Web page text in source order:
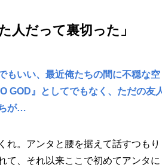
人だって裏切った」
もいい、最近俺たちの間に不穏な空
GOD』としてでもなく、ただの友人
が…
れ。アンタと腰を据えて話すつもり
て、それ以来ここで初めてアンタに